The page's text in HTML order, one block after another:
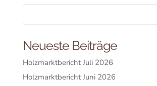
Neueste Beiträge
Holzmarktbericht Juli 2026
Holzmarktbericht Juni 2026